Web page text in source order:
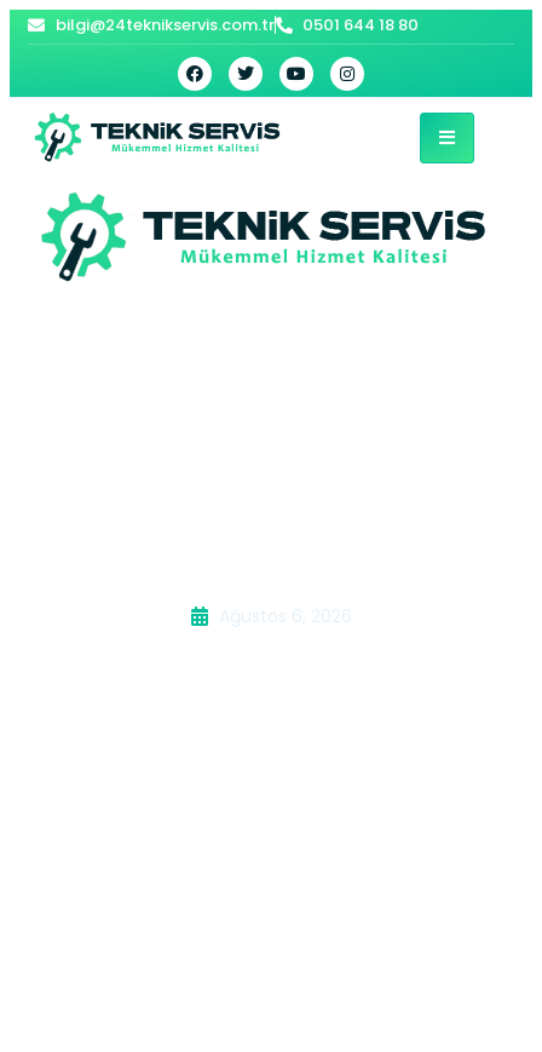
bilgi@24teknikservis.com.tr 0501 644 18 80
Ağustos 6, 2026